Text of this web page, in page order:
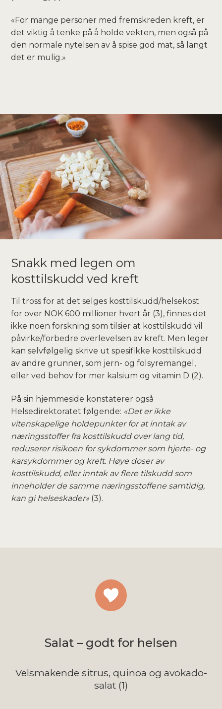
«For mange personer med fremskreden kreft, er
det viktig å tenke på å holde vekten, men også på
den normale nytelsen av å spise god mat, så langt
det er mulig.»
Snakk med legen om
kosttilskudd ved kreft
Til tross for at det selges kosttilskudd/helsekost
for over NOK 600 millioner hvert år (3), finnes det
ikke noen forskning som tilsier at kosttilskudd vil
påvirke/forbedre overlevelsen av kreft. Men leger
kan selvfølgelig skrive ut spesifikke kosttilskudd
av andre grunner, som jern- og folsyremangel,
eller ved behov for mer kalsium og vitamin D (2).
På sin hjemmeside konstaterer også
Helsedirektoratet følgende: «Det er ikke
vitenskapelige holdepunkter for at inntak av
næringsstoffer fra kosttilskudd over lang tid,
reduserer risikoen for sykdommer som hjerte- og
karsykdommer og kreft. Høye doser av
kosttilskudd, eller inntak av flere tilskudd som
inneholder de samme næringsstoffene samtidig,
kan gi helseskader» (3).
Salat – godt for helsen
Velsmakende sitrus, quinoa og avokado-
salat (1)